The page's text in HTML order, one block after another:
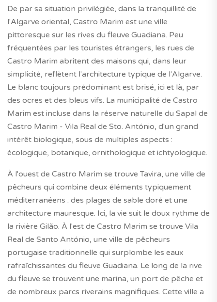
De par sa situation privilégiée, dans la tranquillité de
l'Algarve oriental, Castro Marim est une ville
pittoresque sur les rives du fleuve Guadiana. Peu
fréquentées par les touristes étrangers, les rues de
Castro Marim abritent des maisons qui, dans leur
simplicité, reflètent l'architecture typique de l'Algarve.
Le blanc toujours prédominant est brisé, ici et là, par
des ocres et des bleus vifs. La municipalité de Castro
Marim est incluse dans la réserve naturelle du Sapal de
Castro Marim - Vila Real de Sto. António, d'un grand
intérêt biologique, sous de multiples aspects :
écologique, botanique, ornithologique et ichtyologique.
À l'ouest de Castro Marim se trouve Tavira, une ville de
pêcheurs qui combine deux éléments typiquement
méditerranéens : des plages de sable doré et une
architecture mauresque. Ici, la vie suit le doux rythme de
la rivière Gilão. À l'est de Castro Marim se trouve Vila
Real de Santo António, une ville de pêcheurs
portugaise traditionnelle qui surplombe les eaux
rafraîchissantes du fleuve Guadiana. Le long de la rive
du fleuve se trouvent une marina, un port de pêche et
de nombreux parcs riverains magnifiques. Cette ville a